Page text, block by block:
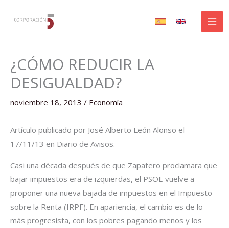
¿CÓMO REDUCIR LA
DESIGUALDAD?
noviembre 18, 2013 / Economía
Artículo publicado por José Alberto León Alonso el
17/11/13 en Diario de Avisos.
Casi una década después de que Zapatero proclamara que
bajar impuestos era de izquierdas, el PSOE vuelve a
proponer una nueva bajada de impuestos en el Impuesto
sobre la Renta (IRPF). En apariencia, el cambio es de lo
más progresista, con los pobres pagando menos y los